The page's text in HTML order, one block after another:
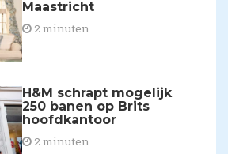
Maastricht
2 minuten
H&M schrapt mogelijk
250 banen op Brits
hoofdkantoor
2 minuten